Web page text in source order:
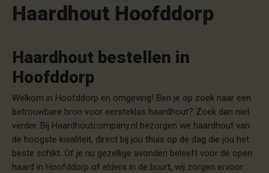
Haardhout Hoofddorp
Haardhout bestellen in
Hoofddorp
Welkom in Hoofddorp en omgeving! Ben je op zoek naar een
betrouwbare bron voor eersteklas haardhout? Zoek dan niet
verder. Bij Haardhoutcompany.nl bezorgen we haardhout van
de hoogste kwaliteit, direct bij jou thuis op de dag die jou het
beste schikt. Of je nu gezellige avonden beleeft voor de open
haard in Hoofddorp of elders in de buurt, wij zorgen ervoor